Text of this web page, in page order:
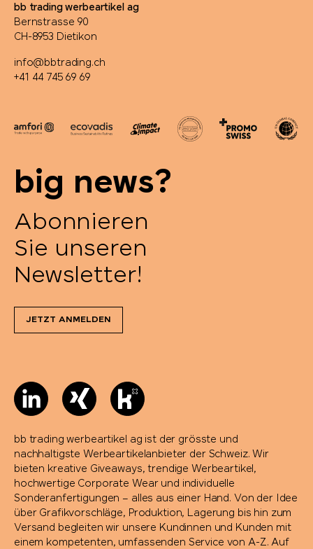
bb trading werbeartikel ag
Bernstrasse 90
CH-8953 Dietikon
info@bbtrading.ch
+41 44 745 69 69
big news?
Abonnieren
Sie unseren
Newsletter!
JETZT ANMELDEN
bb trading werbeartikel ag ist der grösste und
nachhaltigste Werbeartikelanbieter der Schweiz. Wir
bieten kreative Giveaways, trendige Werbeartikel,
hochwertige Corporate Wear und individuelle
Sonderanfertigungen – alles aus einer Hand. Von der Idee
über Grafikvorschläge, Produktion, Lagerung bis hin zum
Versand begleiten wir unsere Kundinnen und Kunden mit
einem kompetenten, umfassenden Service von A-Z. Auf